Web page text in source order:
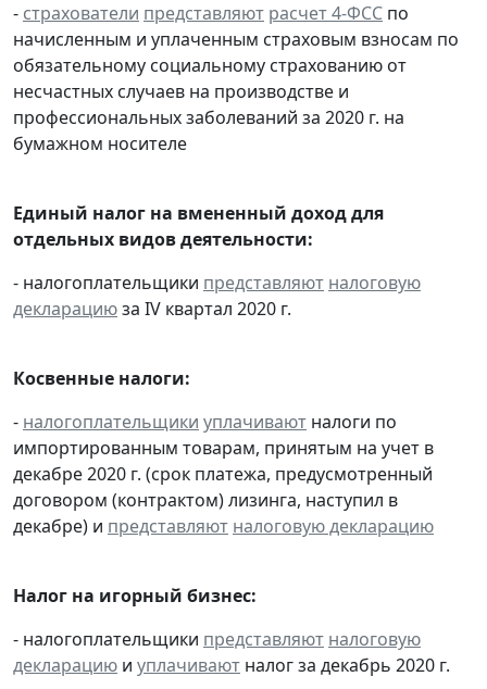
- страхователи представляют расчет 4-ФСС по
начисленным и уплаченным страховым взносам по
обязательному социальному страхованию от
несчастных случаев на производстве и
профессиональных заболеваний за 2020 г. на
бумажном носителе
Единый налог на вмененный доход для
отдельных видов деятельности:
- налогоплательщики представляют налоговую
декларациюза IV квартал 2020 г.
Косвенные налоги:
- налогоплательщики уплачивают налоги по
импортированным товарам, принятым на учет в
декабре 2020 г. (срок платежа, предусмотренный
договором (контрактом) лизинга, наступил в
декабре) и представляют налоговую декларацию
Налог на игорный бизнес:
- налогоплательщики представляют налоговую
декларацию и уплачивают налог за декабрь 2020 г.